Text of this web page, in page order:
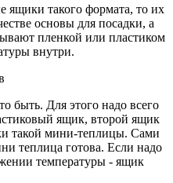
ящики такого формата, то их
основы для посадки, а
пленкой или пластиком
внутри.
быть. Для этого надо всего
ящик, второй ящик
такой мини-теплицы. Сами
теплица готова. Если надо
температуры - ящик